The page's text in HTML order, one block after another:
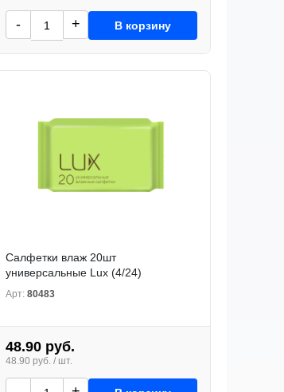
- + В корзину
Салфетки влаж 20шт
универсальные Lux (4/24)
Арт: 80483
48.90 руб.
48.90 руб. / шт.